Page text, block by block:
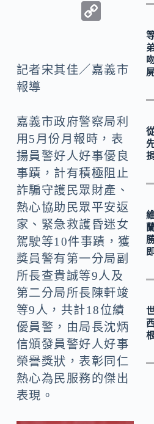
o
y
k
記者宋其佳／嘉義市
報導
嘉義市政府警察局利
用5月份月報時，表
揚員警好人好事優良
事蹟，計有積極阻止
詐騙守護民眾財產、
熱心協助民眾平安返
家、緊急救護昏迷女
駕駛等10件事蹟，獲
獎員警有第一分局副
所長查貴誠等9人及
第二分局所長陳軒竣
等9人，共計18位績
優員警，由局長沈炳
信頒發員警好人好事
榮譽獎狀，表彰同仁
熱心為民服務的傑出
表現。